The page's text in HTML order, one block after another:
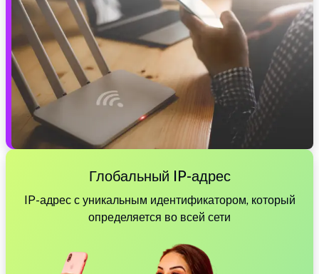
Глобальный IP-адрес
IP-адрес с уникальным идентификатором, который
определяется во всей сети